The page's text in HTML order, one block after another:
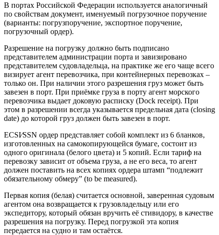
В портах Российской Федерации используется аналогичный
по свойствам документ, именуемый погрузочное поручение
(варианты: погрузпоручение, экспортное поручение,
погрузочный ордер).
Разрешение на погрузку должно быть подписано
представителем администрации порта и завизировано
представителем судовладельца, на практике же его чаще всего
визирует агент перевозчика, при контейнерных перевозках –
только он. При наличии этого разрешения груз может быть
завезен в порт. При приёмке груза в порту агент морского
перевозчика выдает доковую расписку (Dock receipt). При
этом в разрешении всегда указывается предельная дата (closing
date) до которой груз должен быть завезен в порт.
ECSI⁄SSN ордер представляет собой комплект из 6 бланков,
изготовленных на самокопирующейся бумаге, состоит из
одного оригинала (белого цвета) и 5 копий. Если тариф на
перевозку зависит от объема груза, а не его веса, то агент
должен поставить на всех копиях ордера штамп “подлежит
обязательному обмеру” (to be measured).
Первая копия (белая) считается основной, заверенная судовым
агентом она возвращается к грузовладельцу или его
экспедитору, который обязан вручить её стивидору, в качестве
разрешения на погрузку. Перед погрузкой эта копия
передается на судно и там остаётся.